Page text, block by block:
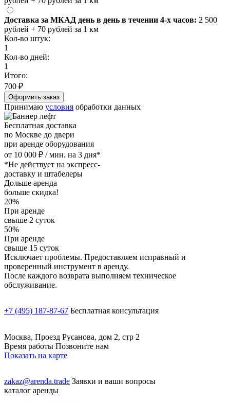
Доставка за МКАД день в день в течении 4-х часов: 2 500
рублей + 70 рублей за 1 км
Кол-во штук:
1
Кол-во дней:
1
Итого:
700 ₽
Принимаю условия обработки данных
Бесплатная доставка
по Москве до двери
при аренде оборудования
от 10 000 ₽ / мин. на 3 дня*
*Не действует на экспресс-
доставку и штабелеры
Дольше аренда
больше скидка!
20%
При аренде
свыше 2 суток
50%
При аренде
свыше 15 суток
Исключает проблемы. Предоставляем исправный и
проверенный инструмент в аренду.
После каждого возврата выполняем техническое
обслуживание.
+7 (495) 187-87-67 Бесплатная консультация
Москва, Проезд Русанова, дом 2, стр 2
Время работы Позвоните нам
Показать на карте
zakaz@arenda.trade Заявки и ваши вопросы
каталог аренды